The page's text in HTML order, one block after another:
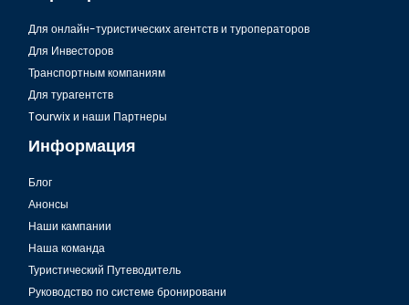
Анталия, Путеводитель по региону Белек
сделать, это посетить нашу страницу Tourwix и воспользоваться
курортами, которые мы рекомендуем.
Для онлайн-туристических агентств и туроператоров
Для Инвесторов
Транспортным компаниям
Для турагентств
Tourwix и наши Партнеры
Информация
Блог
Анонсы
Наши кампании
Наша команда
Туристический Путеводитель
Руководство по системе бронировани